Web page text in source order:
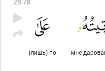
мне
(лишь) по